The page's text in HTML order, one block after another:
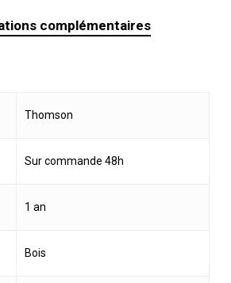
complémentaires
Thomson
Sur commande 48h
1 an
Bois